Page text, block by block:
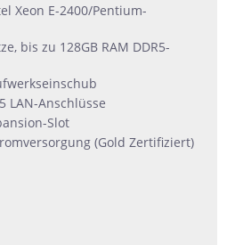
Xeon E-2400/Pentium-
bis zu 128GB RAM DDR5-
LAN-Anschlüsse
Slot
(Gold Zertifiziert)